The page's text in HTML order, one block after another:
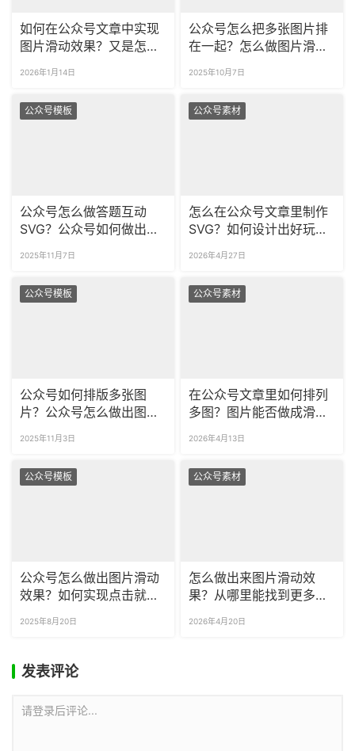
如何在公众号文章中实现
图片滑动效果？又是怎么
2026年1月14日
公众号怎么把多张图片排
在一起？怎么做图片滑动
2025年10月7日
公众号模板
公众号怎么做答题互动
SVG？公众号如何做出图
2025年11月7日
公众号素材
怎么在公众号文章里制作
SVG？如何设计出好玩的
2026年4月27日
公众号模板
公众号如何排版多张图
片？公众号怎么做出图片
2025年11月3日
公众号素材
在公众号文章里如何排列
多图？图片能否做成滑动
2026年4月13日
公众号模板
公众号怎么做出图片滑动
效果？如何实现点击就出
2025年8月20日
公众号素材
怎么做出来图片滑动效
果？从哪里能找到更多互
2026年4月20日
发表评论
请登录后评论...